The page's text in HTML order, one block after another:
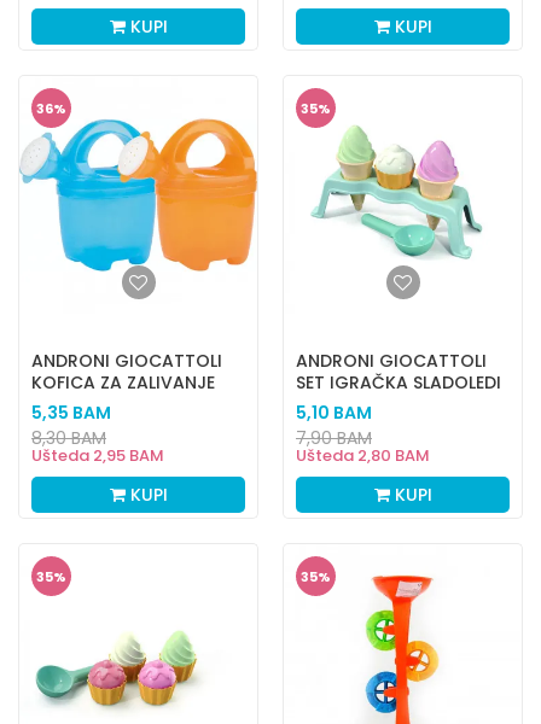
KUPI KUPI
36%
ANDRONI GIOCATTOLI
KOFICA ZA ZALIVANJE
5,35 BAM
Ušteda 2,95 BAM
8,30BAM
KUPI
35%
ANDRONI GIOCATTOLI
SET IGRAČKA SLADOLEDI
I MAFIN
5,10 BAM
Ušteda 2,80 BAM
7,90BAM
KUPI
35% 35%